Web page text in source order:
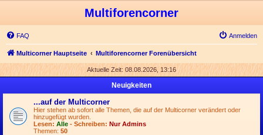
Multiforencorner
FAQ Anmelden
Multicorner Hauptseite Multiforencorner Forenübersicht
Aktuelle Zeit: 08.08.2026, 13:16
Neuigkeiten
...auf der Multicorner
Hier stehen ab sofort alle Themen, die auf der Multicorner verändert oder
hinzugefügt wurden.
Lesen: Alle - Schreiben: Nur Admins
Themen: 50